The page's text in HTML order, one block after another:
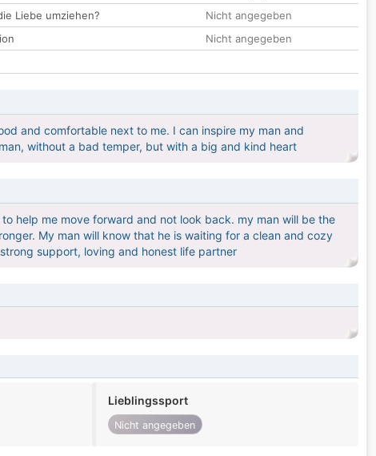
Liebe umziehen?
Nicht angegeben
Nicht angegeben
and comfortable next to me. I can inspire my man and
without a bad temper, but with a big and kind heart
help me move forward and not look back. my man will be the
My man will know that he is waiting for a clean and cozy
support, loving and honest life partner
Lieblingssport
Nicht angegeben